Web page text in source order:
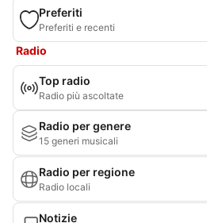
Preferiti
Preferiti e recenti
Radio
Top radio
Radio più ascoltate
Radio per genere
15 generi musicali
Radio per regione
Radio locali
Notizie